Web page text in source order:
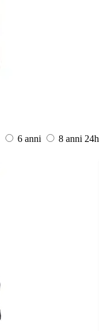
6 anni 8 anni 24h